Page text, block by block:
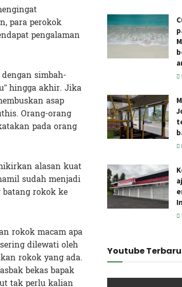
para perokok
pengalaman
simbah-
hingga akhir. Jika
asap
Orang-orang
pada orang
alasan kuat
sudah menjadi
rokok ke
rokok macam apa
dilewati oleh
rokok yang ada.
bekas bapak
tak perlu kalian
Youtube Terbaru